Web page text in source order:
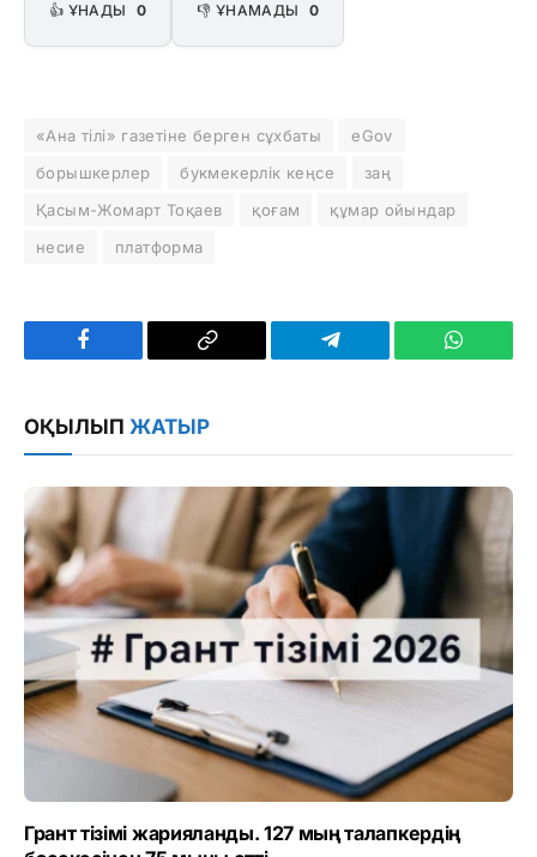
👍 ҰНАДЫ 0 👎 ҰНАМАДЫ 0
«Ана тілі» газетіне берген сұхбаты
eGov
борышкерлер
букмекерлік кеңсе
заң
Қасым-Жомарт Тоқаев
қоғам
құмар ойындар
несие
платформа
Facebook
Copy
Telegram
ОҚЫЛЫП ЖАТЫР
Грант тізімі жарияланды. 127 мың талапкердің